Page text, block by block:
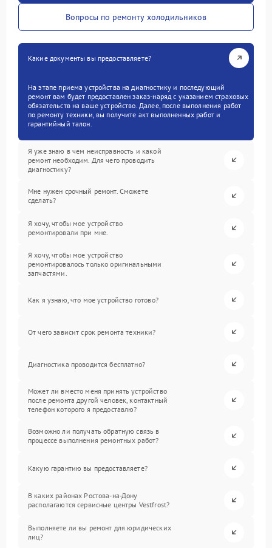
Вопросы по ремонту холодильников
Какие документы вы предоставляете?
На этапе приема устройства на диагностику и последующий
ремонт вам будет предоставлен заказ-наряд с указанием страховых
обязательств на ваше устройство. Далее, после выполнения работ
по ремонту техники, вы получите акт выполненных работ и
гарантийный талон.
Я уже знаю в чем неисправность и какой
ремонт необходим. Для чего проводить
диагностику?
Мне нужен срочный ремонт. Сможете
сделать?
Я хочу, чтобы мое устройство
ремонтировали при мне.
Я хочу, чтобы мое устройство
ремонтировалось только оригинальными
запчастями.
Как я узнаю, что мое устройство готово?
От чего зависит срок ремонта техники?
Диагностика проводится бесплатно?
Может ли вместо меня принять устройство
после ремонта другой человек, контактный
телефон которого я предоставлю?
Возможно ли получать обратную связь в
процессе выполнения ремонтных работ?
Какую гарантию вы предоставляете?
В каких районах Ростова-на-Дону
располагаются сервисные центры Vestfrost?
Выполняете ли вы ремонт для юридических
лиц?